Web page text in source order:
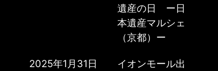
遺産の日 ー日
本遺産マルシェ
（京都）ー
2025年1月31日
イオンモール出